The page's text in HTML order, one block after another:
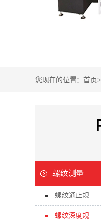
您现在的位置： 首页>
螺纹测量
螺纹通止规
螺纹深度规